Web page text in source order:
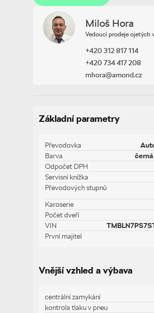
Miloš Hora
Vedoucí prodeje ojetých
+420 312 817 114
+420 734 417 208
mhora@amond.cz
Základní parametry
Převodovka
Barva
Odpočet DPH
Servisní knížka
Převodových stupnů
Karoserie
Počet dveří
VIN
První majitel
Vnější vzhled a výbava
centrální zamykání
kontrola tlaku v pneu